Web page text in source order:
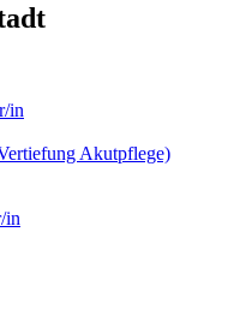
in
Akutpflege)
in